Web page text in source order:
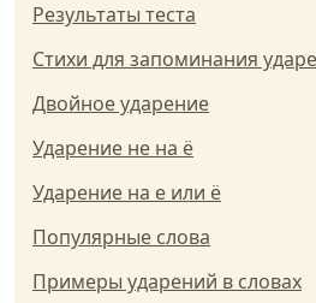
Результаты теста
Стихи для запоминания
Двойное ударение
Ударение не на ё
Ударение на е или ё
Популярные слова
Примеры ударений в словах